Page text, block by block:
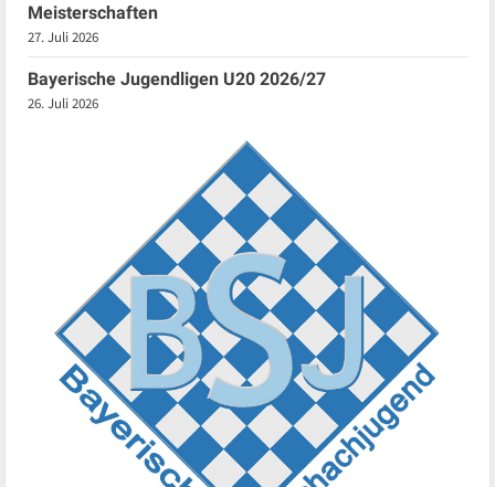
Meisterschaften
27. Juli 2026
Bayerische Jugendligen U20 2026/27
26. Juli 2026